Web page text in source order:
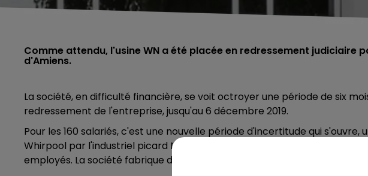
Comme attendu, l'usine WN a été placée en redressement judiciaire
d'Amiens.
La société, en difficulté financière, se voit octroyer une période de six
redressement de l'entreprise, jusqu'au 6 décembre 2019.
Pour les 160 salariés, c'est une nouvelle période d'incertitude qui s'ouvre,
Whirpool par l'industriel picard Nicolas Decayeux.
employés. La société fabrique des casiers réfrigérés, des cages